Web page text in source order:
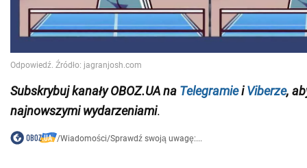
Subskrybuj kanały OBOZ.UA na TelegramieiViberze,
najnowszymi wydarzeniami.
/Wiadomości/Sprawdź swoją uwagę:...